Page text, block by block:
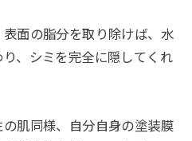
面の脂分を取り除けば、水
、シミを完全に隠してくれ
肌同様、自分自身の塗装膜